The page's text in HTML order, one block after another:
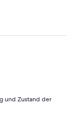
und Zustand der